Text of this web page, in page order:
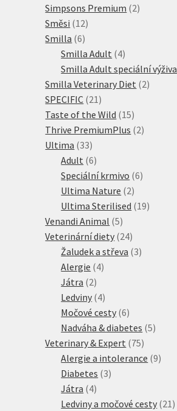
produktů
Simpsons Premium 22
Směsi 1212
Smilla 66
produktů
Smilla Adult 44
produkty
Smilla Adult speciální výživa
Smilla Veterinary Diet 22
SPECIFIC 21 21
produktů
Taste of the Wild 1515
produktů
Thrive PremiumPlus 22
Ultima 3333
produktů
Adult 66
produktů
Speciální krmivo 66
Ultima Nature 22
produkty
Ultima Sterilised 1919
Venandi Animal 55
produktů
Veterinární diety 2424
produktů
Žaludek a střeva 33
Alergie 44
Játra 22
produkty
Ledviny 44
produkty
Močové cesty 66
produktů
Nadváha & diabetes 55
Veterinary & Expert 7575
produktů
Alergie a intolerance 99
Diabetes 33
Játra 44
produkty
Ledviny a močové cesty 21 21